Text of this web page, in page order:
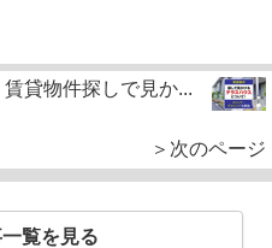
賃貸物件探しで見か...
＞次のページ
覧を見る